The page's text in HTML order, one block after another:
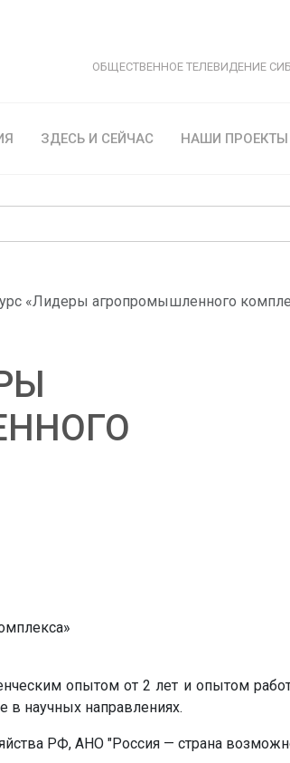
ОБЩЕСТВЕННОЕ ТЕЛЕВИДЕНИЕ
ЗДЕСЬ И СЕЙЧАС НАШИ ПРОЕКТЫ
«Лидеры агропромышленного
опытом от 2 лет и опытом
в научных направлениях.
РФ, АНО "Россия — страна